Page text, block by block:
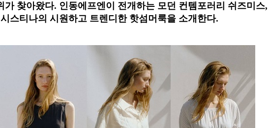
가 찾아왔다. 인동에프엔이 전개하는 모던 컨템포러리 쉬즈미스,
스티나의 시원하고 트렌디한 핫섬머룩을 소개한다.